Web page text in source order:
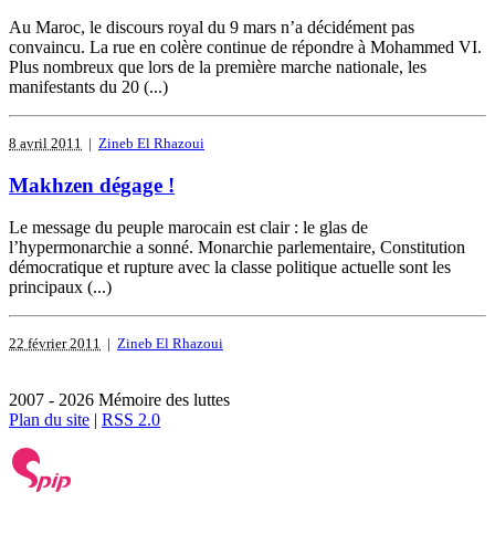
Au Maroc, le discours royal du 9 mars n’a décidément pas
convaincu. La rue en colère continue de répondre à Mohammed VI.
Plus nombreux que lors de la première marche nationale, les
manifestants du 20 (...)
8 avril 2011 | Zineb El Rhazoui
Makhzen dégage !
Le message du peuple marocain est clair : le glas de
l’hypermonarchie a sonné. Monarchie parlementaire, Constitution
démocratique et rupture avec la classe politique actuelle sont les
principaux (...)
22 février 2011 | Zineb El Rhazoui
2007 - 2026 Mémoire des luttes
Plan du site | RSS 2.0